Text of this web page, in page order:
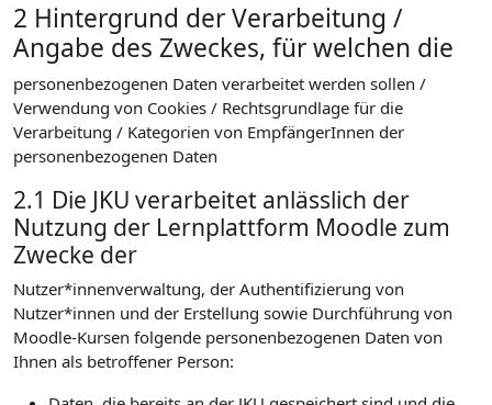
2 Hintergrund der Verarbeitung /
Angabe des Zweckes, für welchen die
personenbezogenen Daten verarbeitet werden sollen /
Verwendung von Cookies / Rechtsgrundlage für die
Verarbeitung / Kategorien von EmpfängerInnen der
personenbezogenen Daten
2.1 Die JKU verarbeitet anlässlich der
Nutzung der Lernplattform Moodle zum
Zwecke der
Nutzer*innenverwaltung, der Authentifizierung von
Nutzer*innen und der Erstellung sowie Durchführung von
Moodle-Kursen folgende personenbezogenen Daten von
Ihnen als betroffener Person: